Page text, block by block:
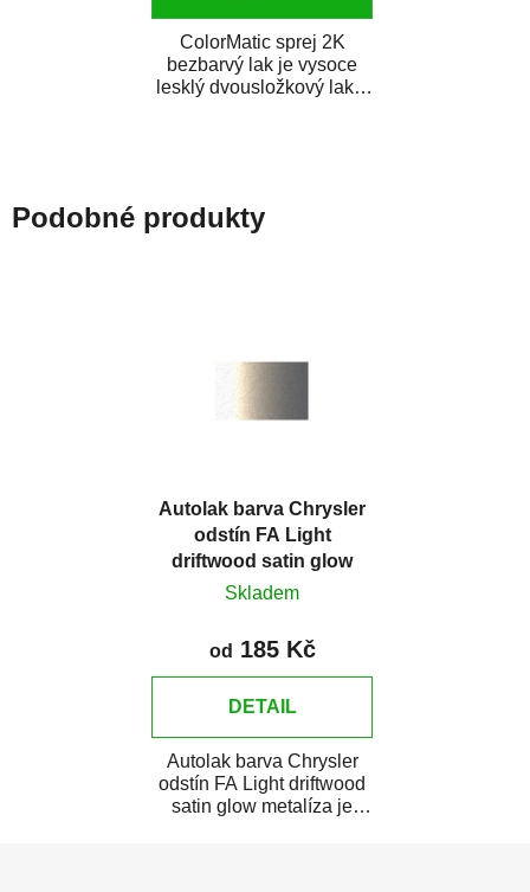
ColorMatic sprej 2K
bezbarvý lak je vysoce
lesklý dvousložkový lak s
Podobné produkty
Autolak barva Chrysler
odstín FA Light
driftwood satin glow
metalíza
Skladem
od 185 Kč
DETAIL
Autolak barva Chrysler
odstín FA Light driftwood
satin glow metalíza je